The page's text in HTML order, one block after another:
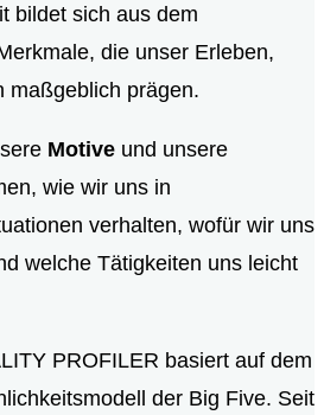
bildet sich aus dem
die unser Erleben,
maßgeblich prägen.
Motive und unsere
wie wir uns in
verhalten, wofür wir uns
welche Tätigkeiten uns leicht
PROFILER basiert auf dem
der Big Five. Seit